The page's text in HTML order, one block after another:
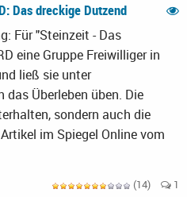
Das dreckige Dutzend
Für "Steinzeit - Das
eine Gruppe Freiwilliger in
ließ sie unter
Überleben üben. Die
sondern auch die
im Spiegel Online vom
(14) 1